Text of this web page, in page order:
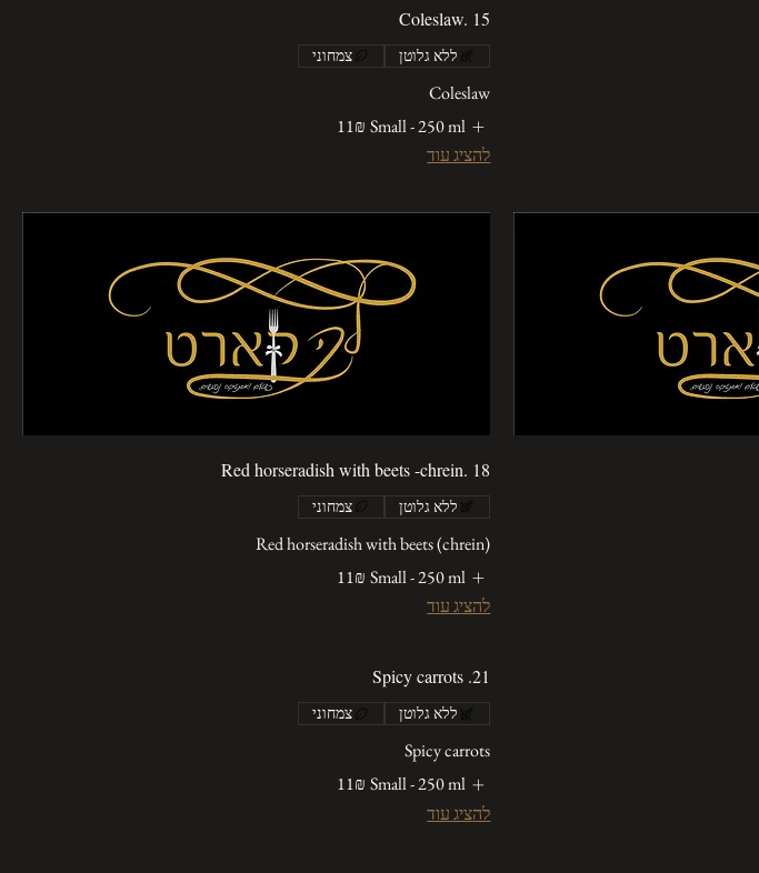
Coleslaw. 15
ללא גלוטן צמחוני
Coleslaw
Small - 250 ml
‏11 ‏₪
להציג עוד
Red horseradish with beets -chrein. 18
ללא גלוטן צמחוני
Red horseradish with beets (chrein)
Small - 250 ml
‏11 ‏₪
להציג עוד
21. Spicy carrots
ללא גלוטן צמחוני
Spicy carrots
Small - 250 ml
‏11 ‏₪
להציג עוד